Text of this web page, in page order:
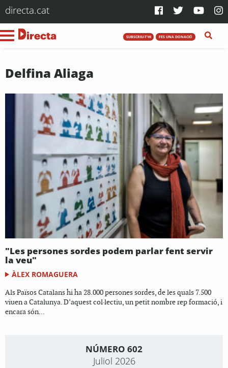
directa.cat
SUBSCRIU-T'HI FES UNA DONACIÓ
Delfina Aliaga
"Les persones sordes podem parlar fent servir
la veu"
ÀLEX ROMAGUERA
Als Països Catalans hi ha 28.000 persones sordes, de les quals 7.500
viuen a Catalunya. D’aquest col·lectiu, un petit nombre rep formació, i
encara són...
NÚMERO 602
Juliol 2026